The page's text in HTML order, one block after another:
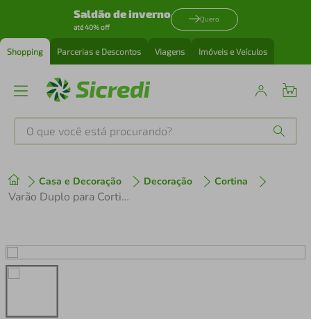
Saldão de inverno
até 40% off
Quero
Shopping Parcerias e Descontos Viagens Imóveis e Veículos
O que você está procurando?
Casa e Decoração Decoração Cortina
Varão Duplo para Cortinas Utimil Marrom em Aço – 3,5 m
1 º tenis